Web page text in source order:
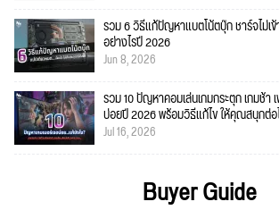
รวม 6 วิธีแก้ปัญหาแบตโน้ตบุ๊ก ชาร์จไม่เ
อย่างไรปี 2026
Jun 8, 2026
รวม 10 ปัญหาคอมเล่นเกมกระตุก เกมช้า
บ่อยปี 2026 พร้อมวิธีแก้ไข ให้คุณสนุกต่อ
Jul 16, 2026
Buyer Guide